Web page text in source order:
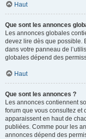
Haut
Que sont les annonces
Les annonces globales
devez lire dès que possible.
dans votre panneau de
globales dépend des
Haut
Que sont les annonces ?
Les annonces contiennent
forum que vous consultez et
apparaissent en haut de
publiées. Comme pour les
annonces dépend des